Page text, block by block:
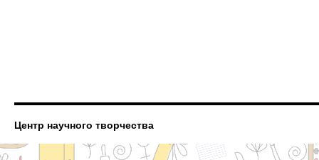
Центр научного творчества